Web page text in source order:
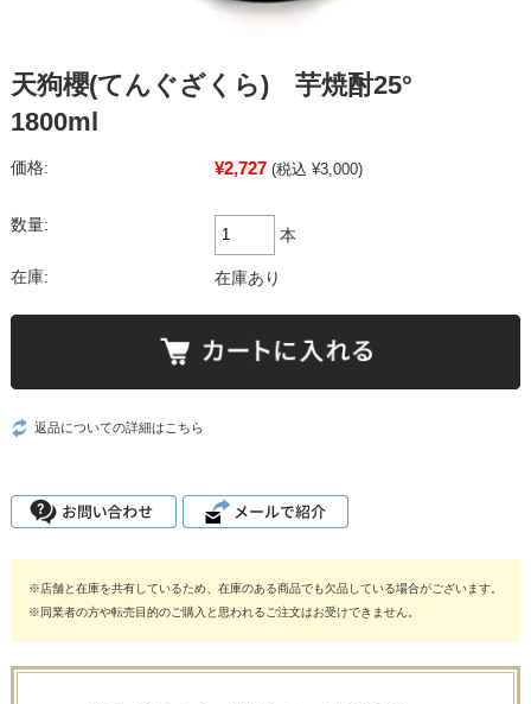
天狗櫻(てんぐざくら) 芋焼酎25°
1800ml
価格: ¥2,727 (税込 ¥3,000)
数量:
本
在庫: 在庫あり
返品についての詳細はこちら
※店舗と在庫を共有しているため、在庫のある商品でも欠品している場合がございます。
※同業者の方や転売目的のご購入と思われるご注文はお受けできません。